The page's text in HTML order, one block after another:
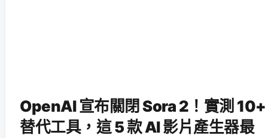
OpenAI 宣布關閉 Sora 2！實測 10+
替代工具，這 5 款 AI 影片產生器最